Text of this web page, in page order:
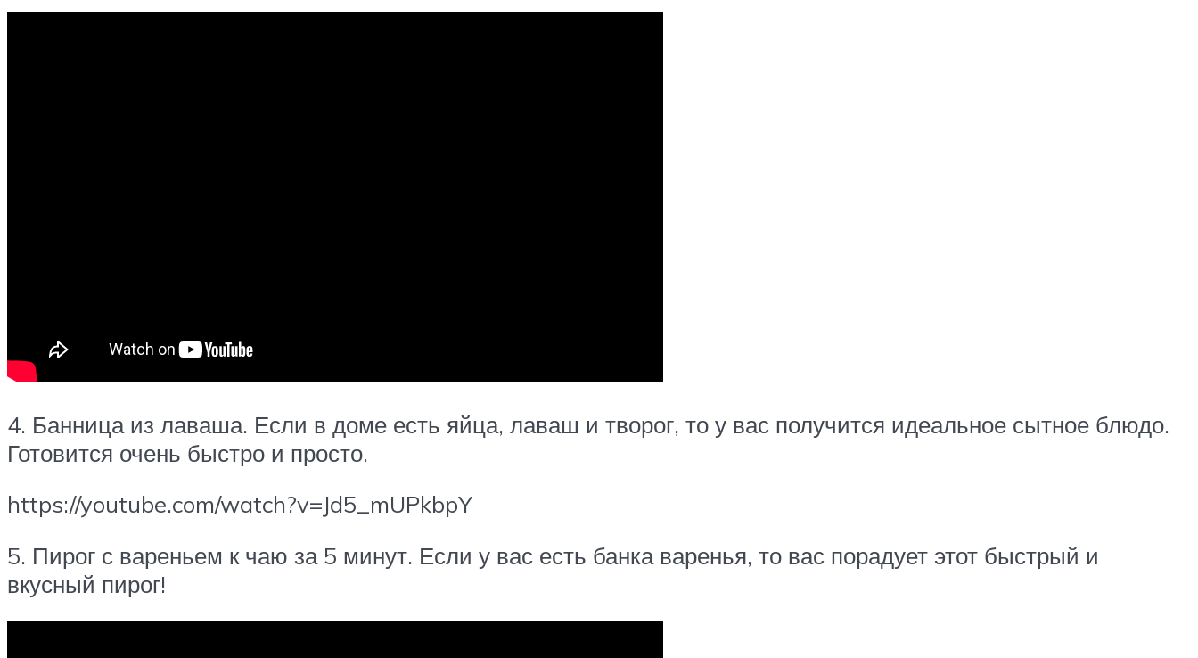
4. Банница из лаваша. Если в доме есть яйца, лаваш и творог, то у вас получится идеальное сытное блюдо.
Готовится очень быстро и просто.
https://youtube.com/watch?v=Jd5_mUPkbpY
5. Пирог с вареньем к чаю за 5 минут. Если у вас есть банка варенья, то вас порадует этот быстрый и
вкусный пирог!